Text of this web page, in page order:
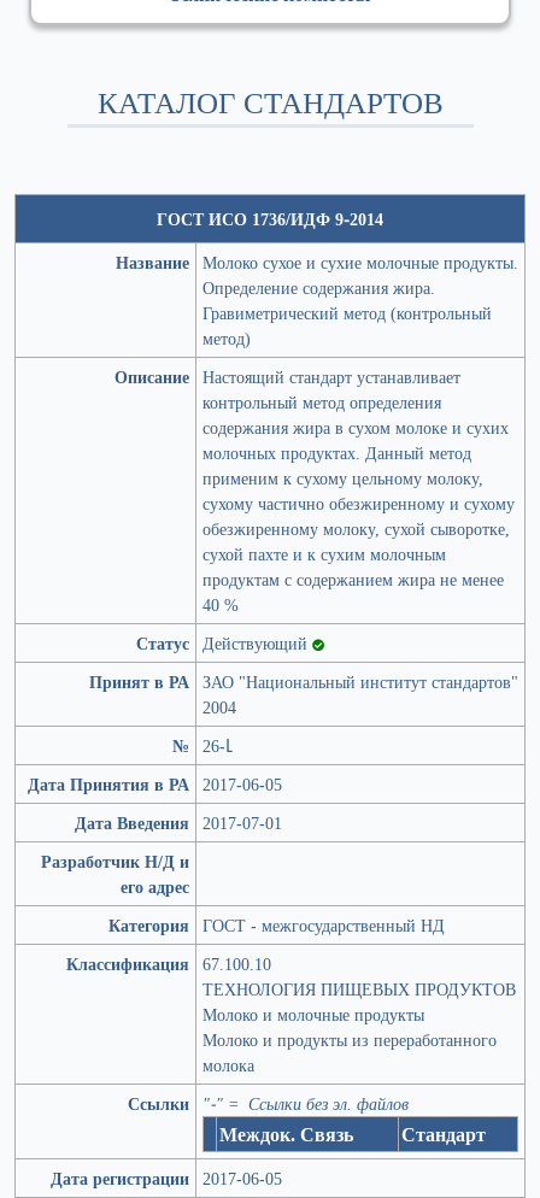
КАТАЛОГ СТАНДАРТОВ
ГОСТ ИСО 1736/ИДФ 9-2014
Название Молоко сухое и сухие молочные продукты.
Определение содержания жира.
Гравиметрический метод (контрольный
метод)
Описание Настоящий стандарт устанавливает
контрольный метод определения
содержания жира в сухом молоке и сухих
молочных продуктах. Данный метод
применим к сухому цельному молоку,
сухому частично обезжиренному и сухому
обезжиренному молоку, сухой сыворотке,
сухой пахте и к сухим молочным
продуктам с содержанием жира не менее
40 %
Статус Действующий
Принят в РА ЗАО "Национальный институт стандартов"
2004
№
26-Լ
Дата Принятия в РА 2017-06-05
Дата Введения
2017-07-01
Разработчик Н/Д и
его адрес
Категория
ГОСТ - межгосударственный НД
Классификация
67.100.10
ТЕХНОЛОГИЯ ПИЩЕВЫХ ПРОДУКТОВ
Молоко и молочные продукты
Молоко и продукты из переработанного
молока
Ссылки
"-" = Ссылки без эл. файлов
Междок. Связь Стандарт
Дата регистрации 2017-06-05